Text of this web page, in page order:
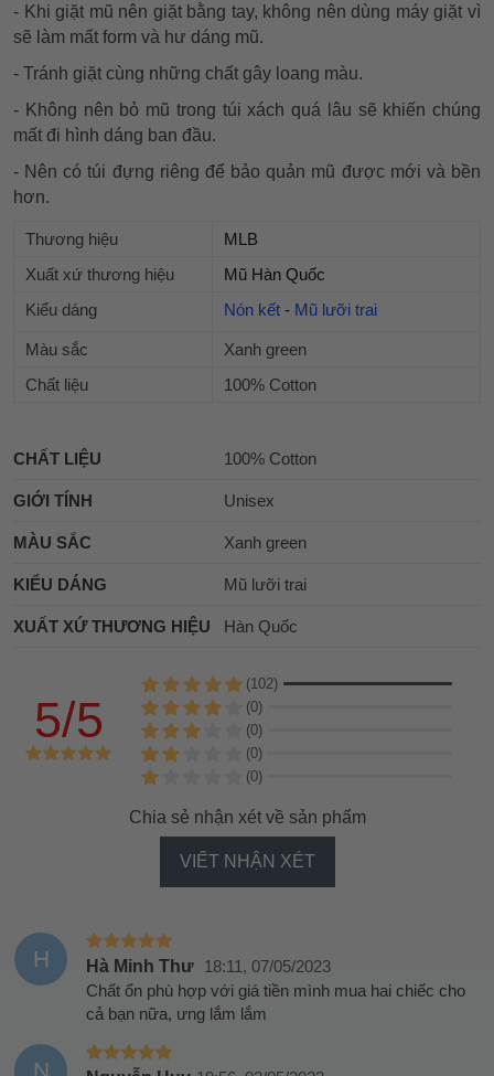
- Khi giặt mũ nên giặt bằng tay, không nên dùng máy giặt vì
sẽ làm mất form và hư dáng mũ.
- Tránh giặt cùng những chất gây loang màu.
- Không nên bỏ mũ trong túi xách quá lâu sẽ khiến chúng
mất đi hình dáng ban đầu.
- Nên có túi đựng riêng để bảo quản mũ được mới và bền
hơn.
Thương hiệu
MLB
Xuất xứ thương hiệu
Mũ Hàn Quốc
Kiểu dáng
Nón kết - Mũ lưỡi trai
Màu sắc
Xanh green
Chất liệu
100% Cotton
CHẤT LIỆU 100% Cotton
GIỚI TÍNH Unisex
MÀU SẮC Xanh green
KIỂU DÁNG Mũ lưỡi trai
XUẤT XỨ THƯƠNG HIỆU Hàn Quốc
5/5
(102)
(0)
(0)
(0)
(0)
Chia sẻ nhận xét về sản phẩm
VIẾT NHẬN XÉT
H Hà Minh Thư 18:11, 07/05/2023
Chất ổn phù hợp với giá tiền mình mua hai chiếc cho
cả bạn nữa, ưng lắm lắm
N